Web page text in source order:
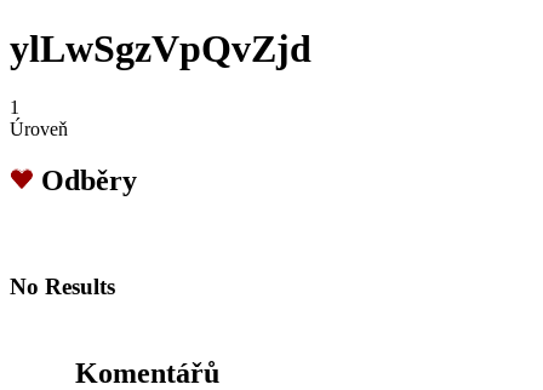
ylLwSgzVpQvZjd
1
Úroveň
Odběry
No Results
Komentářů